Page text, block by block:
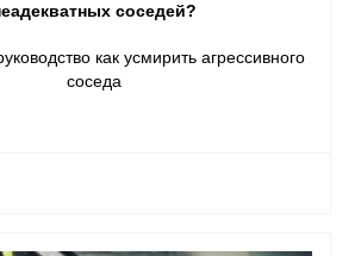
соседей?
как усмирить агрессивного
соседа